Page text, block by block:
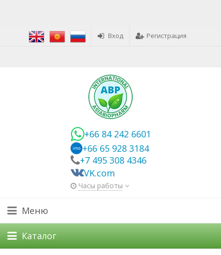
Вход Регистрация
+66 84 242 6601
imo +66 65 928 3184
+7 495 308 4346
VK.com
Часы работы
Меню
Каталог